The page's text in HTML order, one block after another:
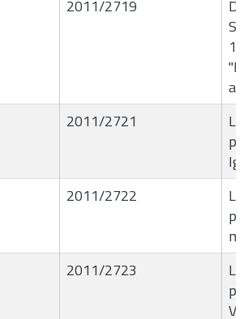
2011/2719
2011/2721
2011/2722
2011/2723